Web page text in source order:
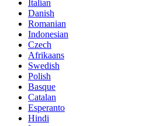
Italian
Danish
Romanian
Indonesian
Czech
Afrikaans
Swedish
Polish
Basque
Catalan
Esperanto
Hindi